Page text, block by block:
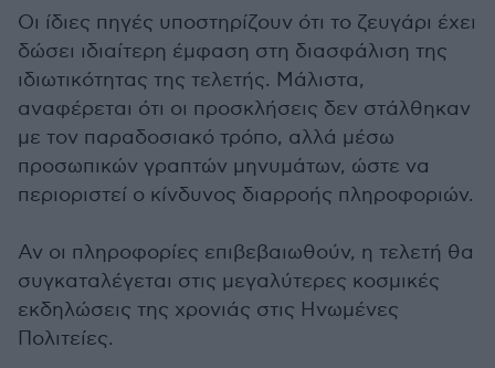
Οι ίδιες πηγές υποστηρίζουν ότι το ζευγάρι έχει
δώσει ιδιαίτερη έμφαση στη διασφάλιση της
ιδιωτικότητας της τελετής. Μάλιστα,
αναφέρεται ότι οι προσκλήσεις δεν στάλθηκαν
με τον παραδοσιακό τρόπο, αλλά μέσω
προσωπικών γραπτών μηνυμάτων, ώστε να
περιοριστεί ο κίνδυνος διαρροής πληροφοριών.
Αν οι πληροφορίες επιβεβαιωθούν, η τελετή θα
συγκαταλέγεται στις μεγαλύτερες κοσμικές
εκδηλώσεις της χρονιάς στις Ηνωμένες
Πολιτείες.